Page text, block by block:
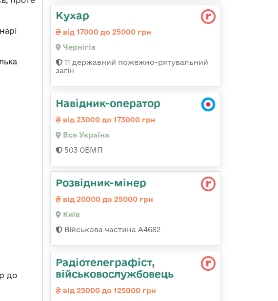
до
Кухар
від 17000 до 25000 грн
Чернігів
11 державний пожежно-рятувальний
загін
Навідник-оператор
від 23000 до 173000 грн
Вся Україна
503 ОБМП
Розвідник-мінер
від 20000 до 25000 грн
Київ
Військова частина А4682
Радіотелеграфіст,
військовослужбовець
від 25000 до 125000 грн